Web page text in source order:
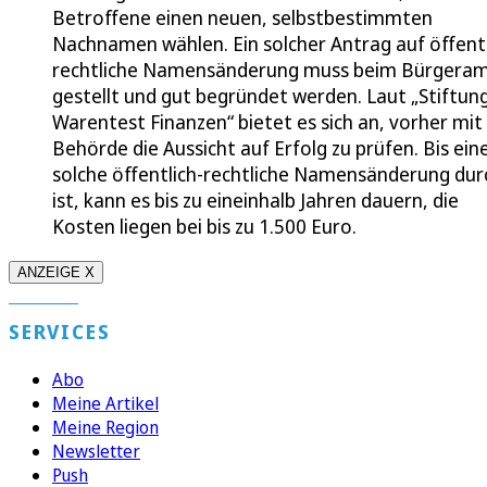
Betroffene einen neuen, selbstbestimmten
Nachnamen wählen. Ein solcher Antrag auf
rechtliche Namensänderung muss beim
gestellt und gut begründet werden. Laut
Warentest Finanzen“ bietet es sich an, vorher
Behörde die Aussicht auf Erfolg zu prüfen. Bis
solche öffentlich-rechtliche Namensänderung
ist, kann es bis zu eineinhalb Jahren dauern, die
Kosten liegen bei bis zu 1.500 Euro.
ANZEIGE X
SERVICES
Abo
Meine Artikel
Meine Region
Newsletter
Push